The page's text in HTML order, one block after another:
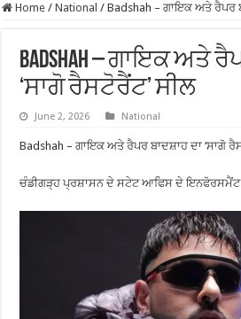
Home / National / Badshah – ਗਾਇਕ ਅਤੇ ਰੈਪਰ
Badshah – ਗਾਇਕ ਅਤੇ
‘ਸਾਗੋ ਰੈਸਟੋਰੈਂਟ’ ਸੀਲ
June 2, 2026 National
Badshah – ਗਾਇਕ ਅਤੇ ਰੈਪਰ ਬਾਦਸ਼ਾਹ ਦਾ ‘ਸਾਗੋ
ਚੰਡੀਗੜ੍ਹ ਪ੍ਰਸ਼ਾਸਨ ਦੇ ਸਟੇਟ ਆਫਿਸ ਦੇ ਇਨਫੋਰਸਮੈਂਟ